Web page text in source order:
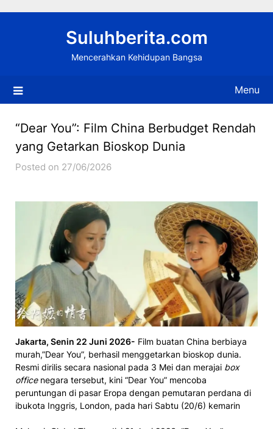
Suluhberita.com
Mencerahkan Kehidupan Bangsa
Menu
“Dear You”: Film China Berbudget Rendah
yang Getarkan Bioskop Dunia
Posted on 27/06/2026
Jakarta, Senin 22 Juni 2026- Film buatan China berbiaya
murah,”Dear You”, berhasil menggetarkan bioskop dunia.
Resmi dirilis secara nasional pada 3 Mei dan merajai box
officenegara tersebut, kini “Dear You” mencoba
peruntungan di pasar Eropa dengan pemutaran perdana di
ibukota Inggris, London, pada hari Sabtu (20/6) kemarin